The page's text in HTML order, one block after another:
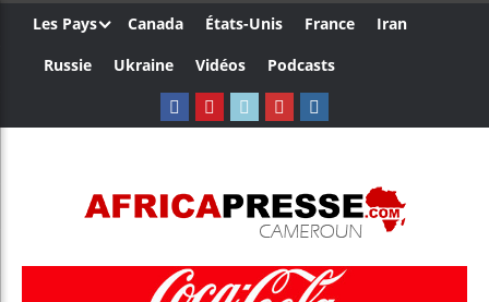
Les Pays Canada États-Unis France
Iran
Russie
Ukraine Vidéos Podcasts